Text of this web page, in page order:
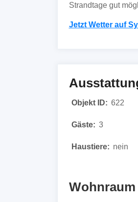
Strandtage gut
Jetzt Wetter auf
Objekt ID: 622
Gäste: 3
Haustiere: nein
Wohnraum